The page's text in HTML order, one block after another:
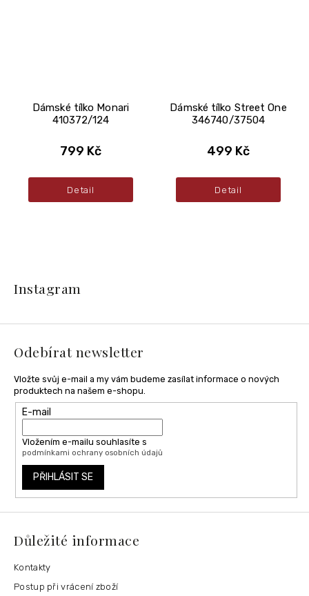
Dámské tílko Monari
410372/124
799 Kč
Detail
Dámské tílko Street One
346740/37504
499 Kč
Detail
t
Instagram
Odebírat newsletter
Vložte svůj e-mail a my vám budeme zasílat informace o nových
produktech na našem e-shopu.
E-mail
Vložením e-mailu souhlasíte s
podmínkami ochrany osobních údajů
PŘIHLÁSIT SE
Důležité informace
Kontakty
Postup při vrácení zboží